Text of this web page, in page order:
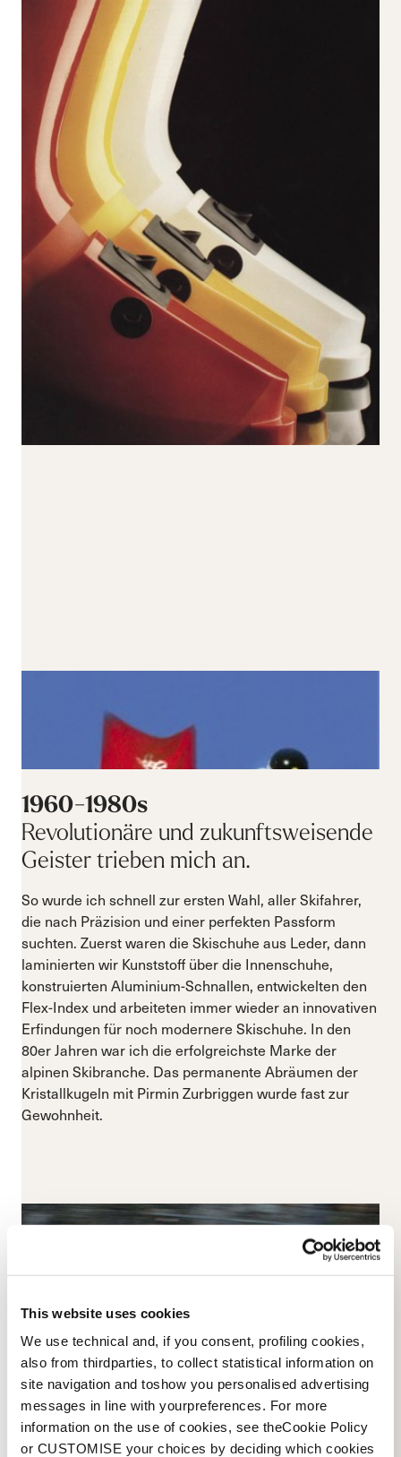
This website uses cookies
We use technical and, if you consent, profiling cookies,
also from thirdparties, to collect statistical information on
site navigation and toshow you personalised advertising
messages in line with yourpreferences. For more
information on the use of cookies, see theCookie Policy
or CUSTOMISE your choices by deciding which cookies
1960-1980s
Revolutionäre und zukunftsweisende
Geister trieben mich an.
So wurde ich schnell zur ersten Wahl, aller Skifahrer,
die nach Präzision und einer perfekten Passform
suchten. Zuerst waren die Skischuhe aus Leder, dann
laminierten wir Kunststoff über die Innenschuhe,
konstruierten Aluminium-Schnallen, entwickelten den
Flex-Index und arbeiteten immer wieder an innovativen
Erfindungen für noch modernere Skischuhe. In den
80er Jahren war ich die erfolgreichste Marke der
alpinen Skibranche. Das permanente Abräumen der
Kristallkugeln mit Pirmin Zurbriggen wurde fast zur
Gewohnheit.